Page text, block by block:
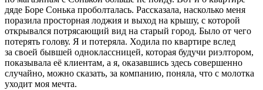
дяде Боре Сонька проболталась. Рассказала, насколько меня
поразила просторная лоджия и выход на крышу, с которой
открывался потрясающий вид на старый город. Было от чего
потерять голову. Я и потеряла. Ходила по квартире вслед
за своей бывшей одноклассницей, которая будучи риэлтором,
показывала её клиентам, а я, оказавшись здесь совершенно
случайно, можно сказать, за компанию, поняла, что с молотка
уходит моя мечта.